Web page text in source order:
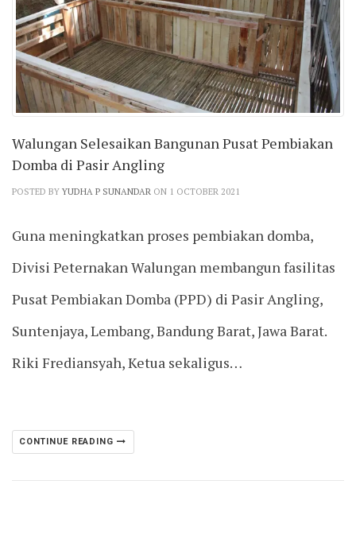
Walungan Selesaikan Bangunan Pusat Pembiakan
Domba di Pasir Angling
POSTED BY YUDHA P SUNANDAR ON 1 OCTOBER 2021
Guna meningkatkan proses pembiakan domba,
Divisi Peternakan Walungan membangun fasilitas
Pusat Pembiakan Domba (PPD) di Pasir Angling,
Suntenjaya, Lembang, Bandung Barat, Jawa Barat.
Riki Frediansyah, Ketua sekaligus…
CONTINUE READING